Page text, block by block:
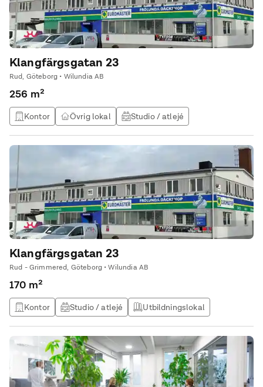
Klangfärgsgatan 23
Rud, Göteborg • Wilundia AB
256 m²
Kontor Övrig lokal
Studio / atlejé
Utbildningslokal
Klangfärgsgatan 23
Rud - Grimmered, Göteborg • Wilundia AB
170 m²
Kontor Studio / atlejé Utbildningslokal